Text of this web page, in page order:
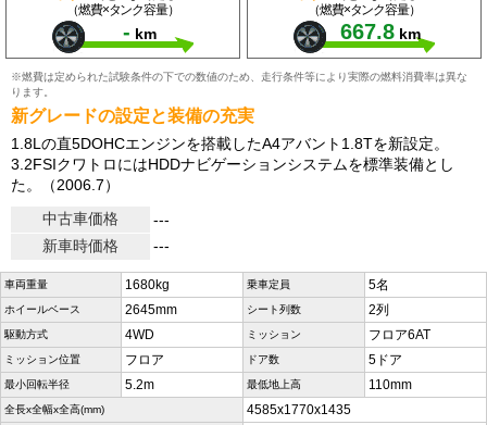
（燃費×タンク容量）
- km
（燃費×タンク容量）
667.8 km
※燃費は定められた試験条件の下での数値のため、走行条件等により実際の燃料消費率は異な
ります。
新グレードの設定と装備の充実
1.8Lの直5DOHCエンジンを搭載したA4アバント1.8Tを新設定。
3.2FSIクワトロにはHDDナビゲーションシステムを標準装備とし
た。（2006.7）
中古車価格
---
新車時価格
---
車両重量 1680kg 乗車定員 5名
ホイールベース 2645mm シート列数 2列
駆動方式 4WD ミッション フロア6AT
ミッション位置 フロア ドア数 5ドア
最小回転半径 5.2m 最低地上高 110mm
全長x全幅x全高(mm) 4585x1770x1435